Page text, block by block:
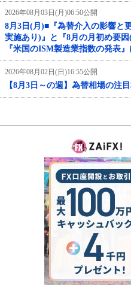
2026年08月03日(月)06:50公開
8月3日(月)■『為替介入の影響と
実施あり)』と『8月の月初め要
『米国のISM製造業指数の発表』
2026年08月02日(日)16:55公開
【8月3日～の週】為替相場の注